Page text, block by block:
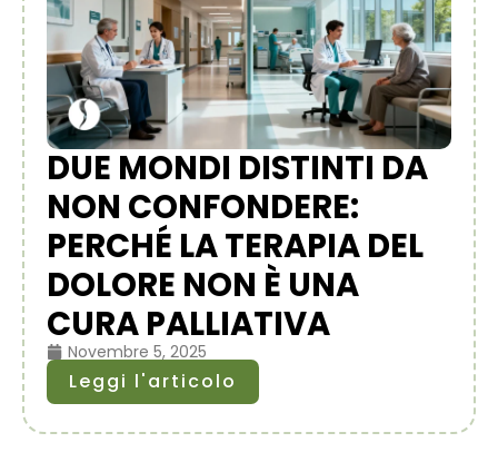
DUE MONDI DISTINTI DA
NON CONFONDERE:
PERCHÉ LA TERAPIA DEL
DOLORE NON È UNA
CURA PALLIATIVA
Novembre 5, 2025
Leggi l'articolo